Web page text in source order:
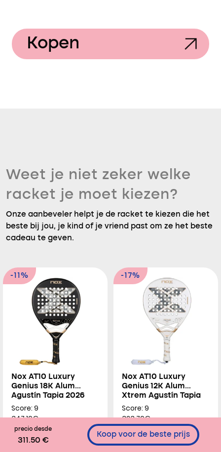
precio desde
311.50 €
Koop voor de beste prijs
Kopen
Weet je niet zeker welke
racket je moet kiezen?
Onze aanbeveler helpt je de racket te kiezen die het
beste bij jou, je kind of je vriend past om ze het beste
cadeau te geven.
-11%
Nox AT10 Luxury
Genius 18K Alum
Agustín Tapia 2026
Score: 9
347.10€
-17%
Nox AT10 Luxury
Genius 12K Alum
Xtrem Agustín Tapia
2026
Score: 9
323.70€